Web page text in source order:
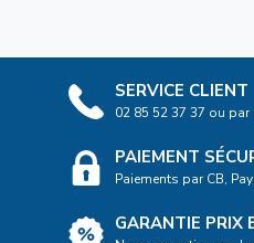
SERVICE CLIENT
02 85 52 37 37 ou par
PAIEMENT
Paiements par CB,
GARANTIE PRIX